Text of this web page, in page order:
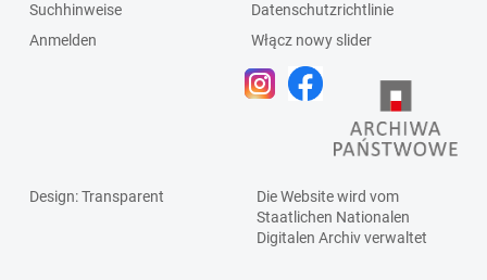
Suchhinweise
Anmelden
Datenschutzrichtlinie
Włącz nowy slider
Design: Transparent
Die Website wird vom
Staatlichen Nationalen
Digitalen Archivverwaltet